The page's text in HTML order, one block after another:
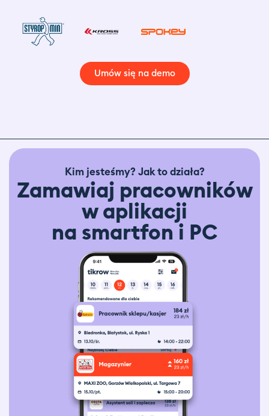
Umów się na demo
Kim jesteśmy? Jak to działa?
Zamawiaj pracowników
w aplikacji
na smartfon i PC